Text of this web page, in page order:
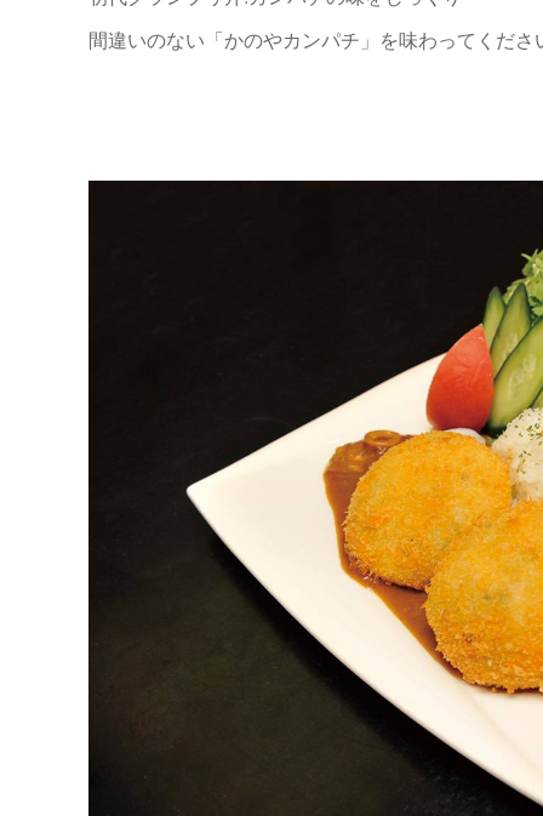
間違いのない「かのやカンパチ」を味わってくださ